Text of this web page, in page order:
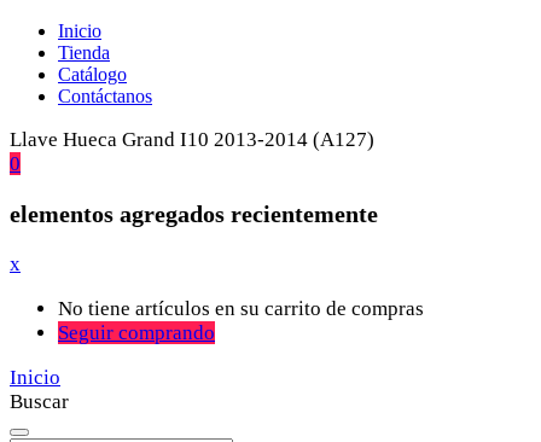
Inicio
Tienda
Catálogo
Contáctanos
Llave Hueca Grand I10 2013-2014 (A127)
0
elementos agregados recientemente
x
No tiene artículos en su carrito de compras
Seguir comprando
Inicio
Buscar